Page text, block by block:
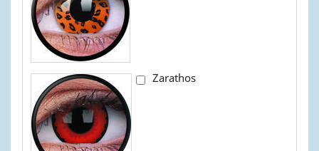
Zarathos